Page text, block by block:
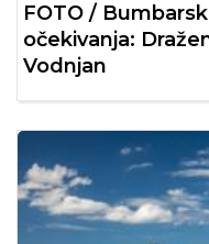
FOTO /
očekivanja:
Vodnjan